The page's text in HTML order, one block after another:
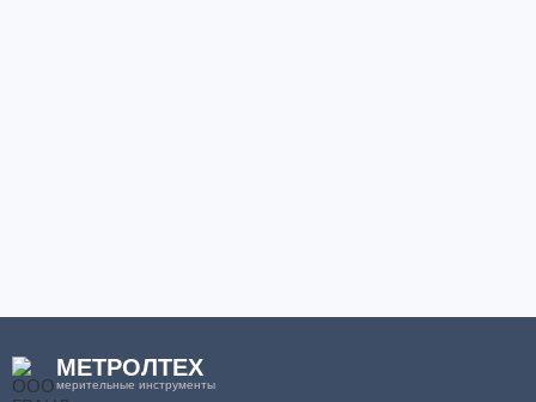
МЕТРОЛТЕХ
мерительные инструменты